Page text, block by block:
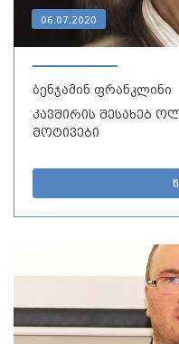
06.07.2020
ბენჯამინ ფრანკლინი
კავშირის შესახებ
მოტივები